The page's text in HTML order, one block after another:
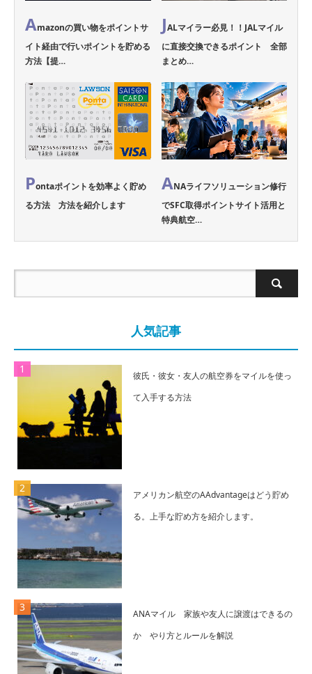
Amazonの買い物をポイントサ
イト経由で行いポイントを貯める
方法【提…
JALマイラー必見！！JALマイル
に直接交換できるポイント 全部
まとめ…
Pontaポイントを効率よく貯め
る方法 方法を紹介します
ANAライフソリューション修行
でSFC取得ポイントサイト活用と
特典航空…
人気記事
彼氏・彼女・友人の航空券をマイルを使っ
て入手する方法
アメリカン航空のAAdvantageはどう貯め
る。上手な貯め方を紹介します。
ANAマイル 家族や友人に譲渡はできるの
か やり方とルールを解説